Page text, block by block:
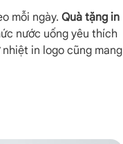
mỗi ngày. Quà tặng in
nước uống yêu thích
in logo cũng mang